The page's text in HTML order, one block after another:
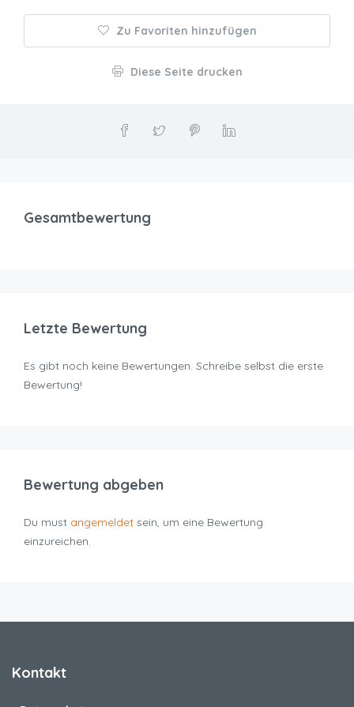
Zu Favoriten hinzufügen
Diese Seite drucken
Gesamtbewertung
Letzte Bewertung
Es gibt noch keine Bewertungen. Schreibe selbst die erste
Bewertung!
Bewertung abgeben
Du must angemeldet sein, um eine Bewertung
einzureichen.
Kontakt